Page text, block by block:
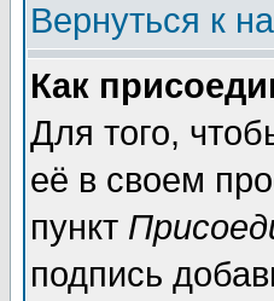
Вернуться к
Как
Для того,
её в своем
пункт
подпись